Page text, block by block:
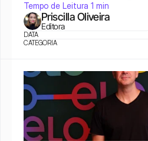
Tempo de Leitura 1 min
Priscilla Oliveira
Editora
DATA
CATEGORIA